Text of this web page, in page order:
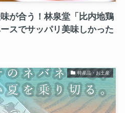
が合う！林泉堂「比内地鶏
スでサッパリ美味しかった
特産品・お土産